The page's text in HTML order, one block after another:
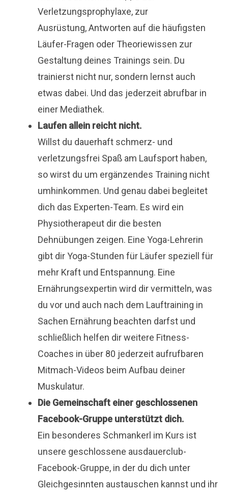
Verletzungsprophylaxe, zur
Ausrüstung, Antworten auf die häufigsten
Läufer-Fragen oder Theoriewissen zur
Gestaltung deines Trainings sein. Du
trainierst nicht nur, sondern lernst auch
etwas dabei. Und das jederzeit abrufbar in
einer Mediathek.
Laufen allein reicht nicht.
Willst du dauerhaft schmerz- und
verletzungsfrei Spaß am Laufsport haben,
so wirst du um ergänzendes Training nicht
umhinkommen. Und genau dabei begleitet
dich das Experten-Team. Es wird ein
Physiotherapeut dir die besten
Dehnübungen zeigen. Eine Yoga-Lehrerin
gibt dir Yoga-Stunden für Läufer speziell für
mehr Kraft und Entspannung. Eine
Ernährungsexpertin wird dir vermitteln, was
du vor und auch nach dem Lauftraining in
Sachen Ernährung beachten darfst und
schließlich helfen dir weitere Fitness-
Coaches in über 80 jederzeit aufrufbaren
Mitmach-Videos beim Aufbau deiner
Muskulatur.
Die Gemeinschaft einer geschlossenen
Facebook-Gruppe unterstützt dich.
Ein besonderes Schmankerl im Kurs ist
unsere geschlossene ausdauerclub-
Facebook-Gruppe, in der du dich unter
Gleichgesinnten austauschen kannst und ihr